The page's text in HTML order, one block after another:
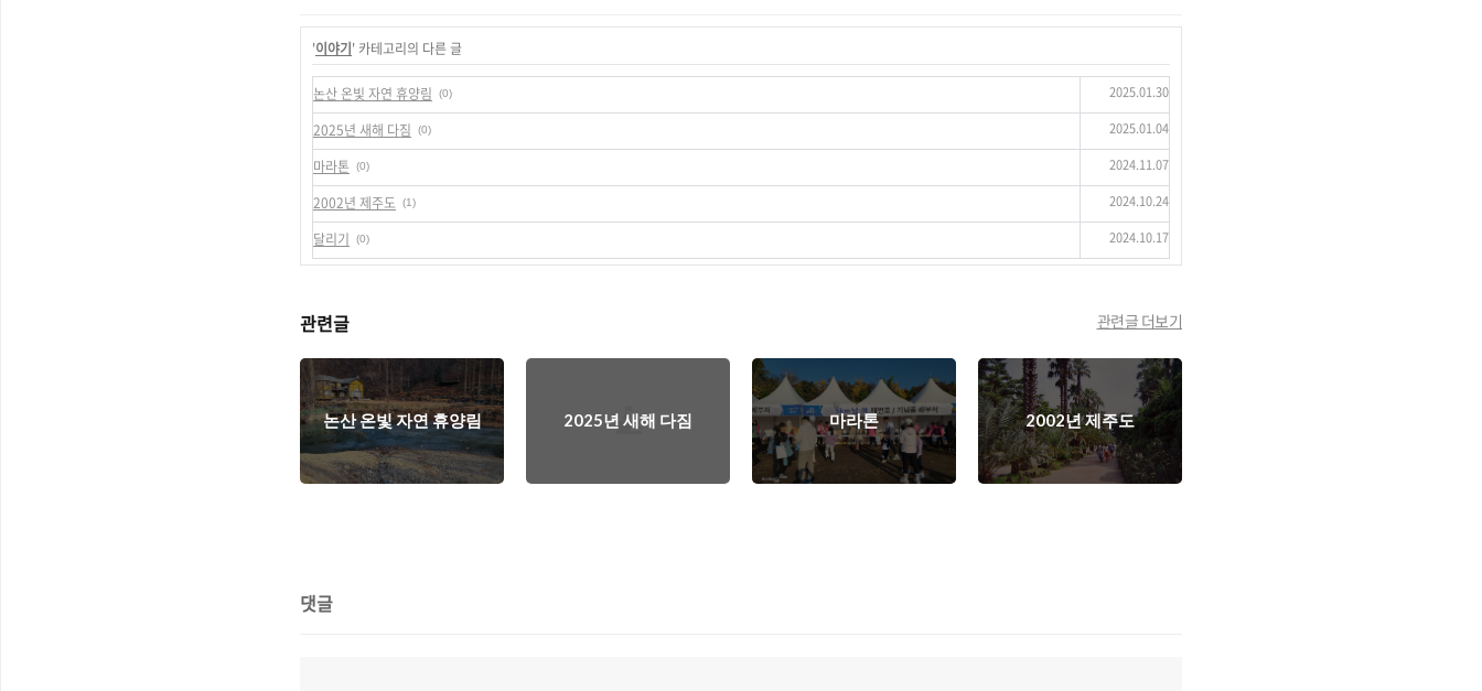
'이야기' 카테고리의 다른 글
논산 온빛 자연 휴양림 (0) 2025.01.30
2025년 새해 다짐 (0) 2025.01.04
마라톤 (0) 2024.11.07
2002년 제주도 (1) 2024.10.24
달리기 (0) 2024.10.17
관련글 관련글 더보기
논산 온빛 자연 휴양림 2025년 새해 다짐 마라톤 2002년 제주도
댓글